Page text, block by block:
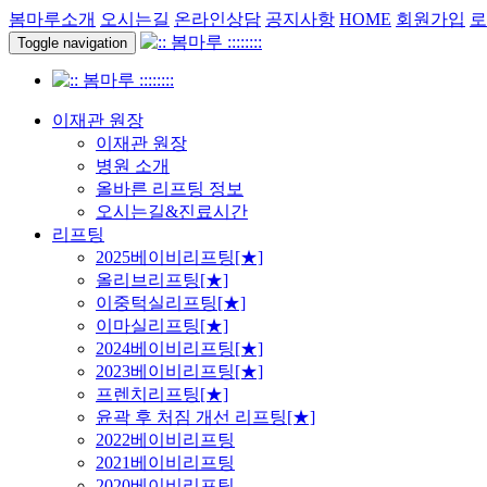
봄마루소개 오시는길 온라인상담 공지사항 HOME 회원가입
Toggle navigation
이재관 원장
이재관 원장
병원 소개
올바른 리프팅 정보
오시는길&진료시간
리프팅
2025베이비리프팅[★]
올리브리프팅[★]
이중턱실리프팅[★]
이마실리프팅[★]
2024베이비리프팅[★]
2023베이비리프팅[★]
프렌치리프팅[★]
윤곽 후 처짐 개선 리프팅[★]
2022베이비리프팅
2021베이비리프팅